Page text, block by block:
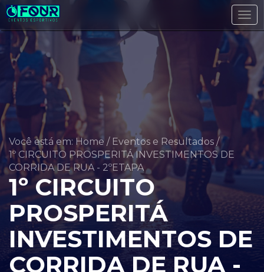
Você está em: Home / Eventos e Resultados /
1º CIRCUITO PROSPERITÁ INVESTIMENTOS DE
CORRIDA DE RUA - 2ºETAPA
1º CIRCUITO
PROSPERITÁ
INVESTIMENTOS DE
CORRIDA DE RUA -